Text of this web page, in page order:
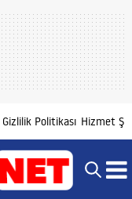
Gizlilik Politikası Hizmet